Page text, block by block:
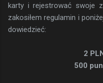
karty i rejestrować swoje
zakosiłem regulamin i
dowiedzieć:
2
500